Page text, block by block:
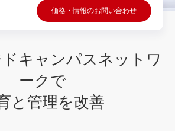
価格・情報のお問い合わせ
キャンパスネットワ
ークで
と管理を改善